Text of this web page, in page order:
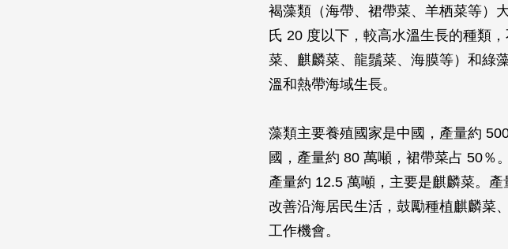
褐藻類（海帶、裙帶菜、羊栖菜等）
氏 20 度以下，較高水溫生長的種類
菜、麒麟菜、龍鬚菜、海膜等）和綠
溫和熱帶海域生長。
藻類主要養殖國家是中國，產量約
國，產量約 80 萬噸，裙帶菜占 50％
產量約 12.5 萬噸，主要是麒麟菜。
改善沿海居民生活，鼓勵種植麒麟菜
工作機會。